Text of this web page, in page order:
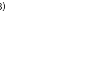
ー18件、5つ星中5つ